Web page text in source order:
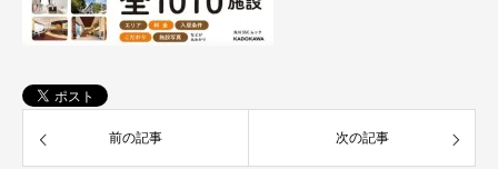
前の記事 次の記事